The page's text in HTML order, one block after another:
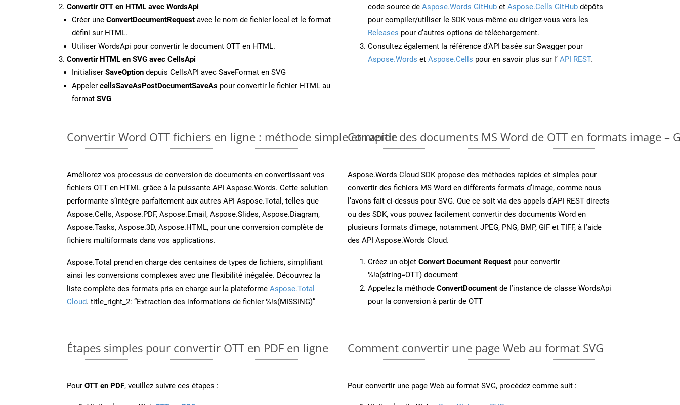
Convertir OTT en HTML avec WordsApi
Créer une ConvertDocumentRequest avec le nom de fichier local et le format
défini sur HTML.
Utiliser WordsApi pour convertir le document OTT en HTML.
Convertir HTML en SVG avec CellsApi
Initialiser SaveOption depuis CellsAPI avec SaveFormat en SVG
Appeler cellsSaveAsPostDocumentSaveAs pour convertir le fichier HTML au
format SVG
code source de Aspose.Words GitHub et Aspose.Cells GitHub dépôts
pour compiler/utiliser le SDK vous-même ou dirigez-vous vers les
Releases pour d’autres options de téléchargement.
Consultez également la référence d’API basée sur Swagger pour
Aspose.Words et Aspose.Cells pour en savoir plus sur l’ API REST.
Convertir Word OTT fichiers en ligne : méthode simple et rapide
Améliorez vos processus de conversion de documents en convertissant vos
fichiers OTT en HTML grâce à la puissante API Aspose.Words. Cette solution
performante s’intègre parfaitement aux autres API Aspose.Total, telles que
Aspose.Cells, Aspose.PDF, Aspose.Email, Aspose.Slides, Aspose.Diagram,
Aspose.Tasks, Aspose.3D, Aspose.HTML, pour une conversion complète de
fichiers multiformats dans vos applications.
Aspose.Total prend en charge des centaines de types de fichiers, simplifiant
ainsi les conversions complexes avec une flexibilité inégalée. Découvrez la
liste complète des formats pris en charge sur la plateforme Aspose.Total
Cloud. title_right_2: “Extraction des informations de fichier %!s(MISSING)”
Convertir des documents MS Word de OTT en formats image –
Aspose.Words Cloud SDK propose des méthodes rapides et simples pour
convertir des fichiers MS Word en différents formats d’image, comme nous
l’avons fait ci-dessus pour SVG. Que ce soit via des appels d’API REST directs
ou des SDK, vous pouvez facilement convertir des documents Word en
plusieurs formats d’image, notamment JPEG, PNG, BMP, GIF et TIFF, à l’aide
des API Aspose.Words Cloud.
Créez un objet Convert Document Request pour convertir
%!a(string=OTT) document
Appelez la méthode ConvertDocument de l’instance de classe WordsApi
pour la conversion à partir de OTT
Étapes simples pour convertir OTT en PDF en ligne
Pour OTT en PDF, veuillez suivre ces étapes :
Comment convertir une page Web au format SVG
Pour convertir une page Web au format SVG, procédez comme suit :